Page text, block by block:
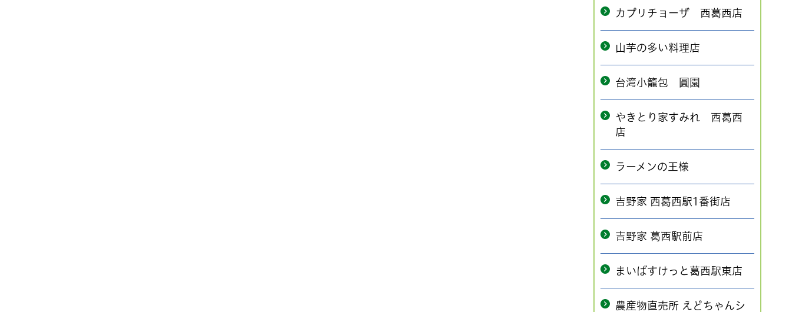
カプリチョーザ 西葛西店
山芋の多い料理店
台湾小籠包 圓園
やきとり家すみれ 西葛西
店
ラーメンの王様
吉野家 西葛西駅1番街店
吉野家 葛西駅前店
まいばすけっと葛西駅東店
農産物直売所 えどちゃんシ